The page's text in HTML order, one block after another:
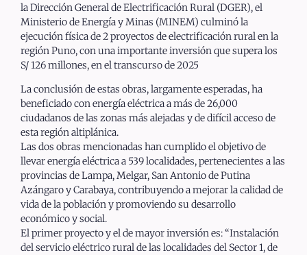
la Dirección General de Electrificación Rural (DGER), el
Ministerio de Energía y Minas (MINEM) culminó la
ejecución física de 2 proyectos de electrificación rural en la
región Puno, con una importante inversión que supera los
S/ 126 millones, en el transcurso de 2025
La conclusión de estas obras, largamente esperadas, ha
beneficiado con energía eléctrica a más de 26,000
ciudadanos de las zonas más alejadas y de difícil acceso de
esta región altiplánica.
Las dos obras mencionadas han cumplido el objetivo de
llevar energía eléctrica a 539 localidades, pertenecientes a las
provincias de Lampa, Melgar, San Antonio de Putina
Azángaro y Carabaya, contribuyendo a mejorar la calidad de
vida de la población y promoviendo su desarrollo
económico y social.
El primer proyecto y el de mayor inversión es: “Instalación
del servicio eléctrico rural de las localidades del Sector 1, de